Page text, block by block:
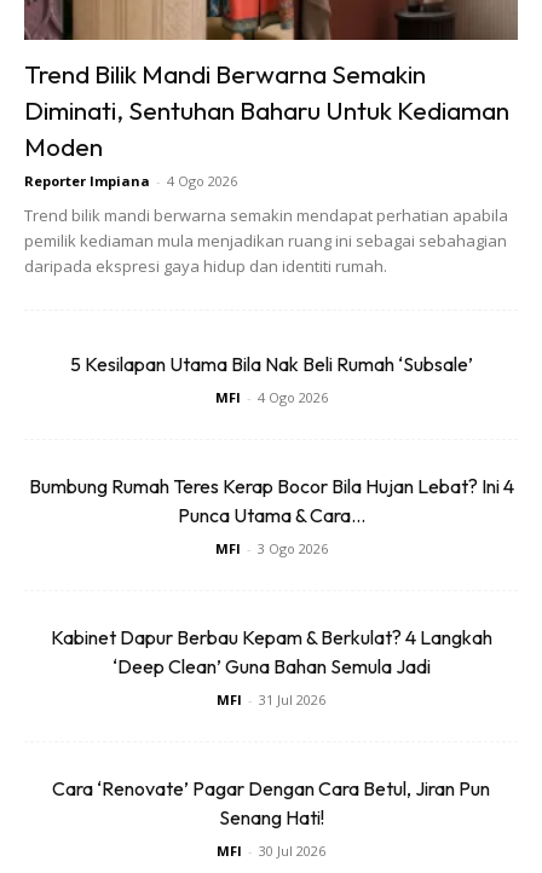
Trend Bilik Mandi Berwarna Semakin
Diminati, Sentuhan Baharu Untuk Kediaman
Moden
Reporter Impiana - 4 Ogo 2026
Trend bilik mandi berwarna semakin mendapat perhatian apabila
pemilik kediaman mula menjadikan ruang ini sebagai sebahagian
daripada ekspresi gaya hidup dan identiti rumah.
5 Kesilapan Utama Bila Nak Beli Rumah ‘Subsale’
MFI - 4 Ogo 2026
Bumbung Rumah Teres Kerap Bocor Bila Hujan Lebat? Ini 4
Punca Utama & Cara...
MFI - 3 Ogo 2026
Kabinet Dapur Berbau Kepam & Berkulat? 4 Langkah
‘Deep Clean’ Guna Bahan Semula Jadi
MFI - 31 Jul 2026
Cara ‘Renovate’ Pagar Dengan Cara Betul, Jiran Pun
Senang Hati!
MFI - 30 Jul 2026